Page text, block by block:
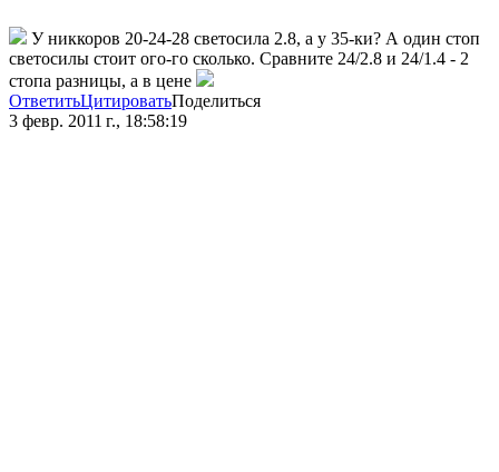
У никкоров 20-24-28 светосила 2.8, а у 35-ки? А один стоп
светосилы стоит ого-го сколько. Сравните 24/2.8 и 24/1.4 - 2
стопа разницы, а в цене
ОтветитьЦитироватьПоделиться
3 февр. 2011 г., 18:58:19